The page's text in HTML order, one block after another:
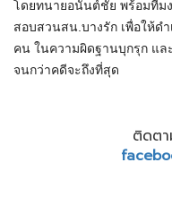
โดยทนายอนันต์ชัย พร้อมทีม
สอบสวนสน.บางรัก เพื่อให้
คน ในความผิดฐานบุกรุก แล
จนกว่าคดีจะถึงที่สุด
ติดต